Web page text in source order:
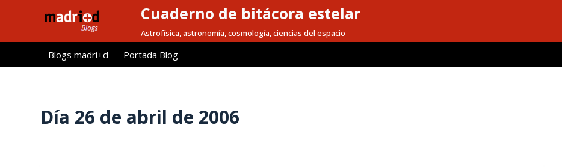
l
Cuaderno de bitácora estelar
Astrofísica, astronomía, cosmología, ciencias del espacio
Blogs madri+d Portada Blog
Día 26 de abril de 2006